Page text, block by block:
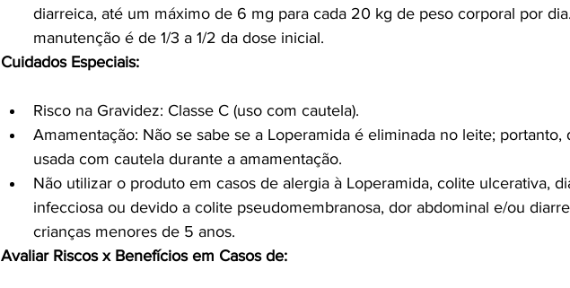
diarreica, até um máximo de 6 mg para cada 20 kg de peso corporal por
manutenção é de 1/3 a 1/2 da dose inicial.
Cuidados Especiais:
Risco na Gravidez: Classe C (uso com cautela).
Amamentação: Não se sabe se a Loperamida é eliminada no leite; portanto,
usada com cautela durante a amamentação.
Não utilizar o produto em casos de alergia à Loperamida, colite ulcerativa,
infecciosa ou devido a colite pseudomembranosa, dor abdominal e/ou
crianças menores de 5 anos.
Avaliar Riscos x Benefícios em Casos de: